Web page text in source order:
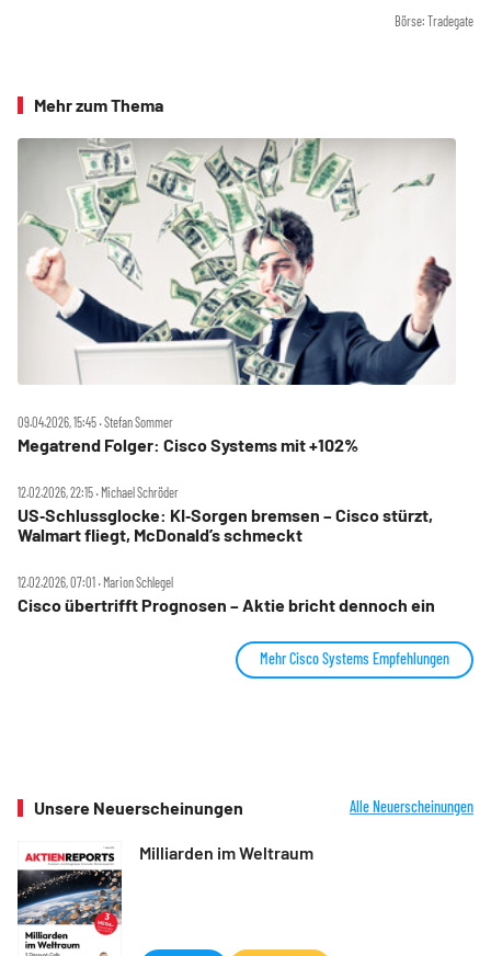
Börse: Tradegate
Mehr zum Thema
09.04.2026, 15:45 ‧ Stefan Sommer
Megatrend Folger: Cisco Systems mit +102%
12.02.2026, 22:15 ‧ Michael Schröder
US‑Schlussglocke: KI‑Sorgen bremsen – Cisco stürzt,
Walmart fliegt, McDonald’s schmeckt
12.02.2026, 07:01 ‧ Marion Schlegel
Cisco übertrifft Prognosen – Aktie bricht dennoch ein
Mehr Cisco Systems Empfehlungen
Unsere Neuerscheinungen Alle Neuerscheinungen
Milliarden im Weltraum